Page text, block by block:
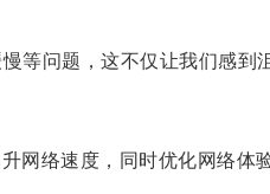
问题，这不仅让我们感到
络速度，同时优化网络体验